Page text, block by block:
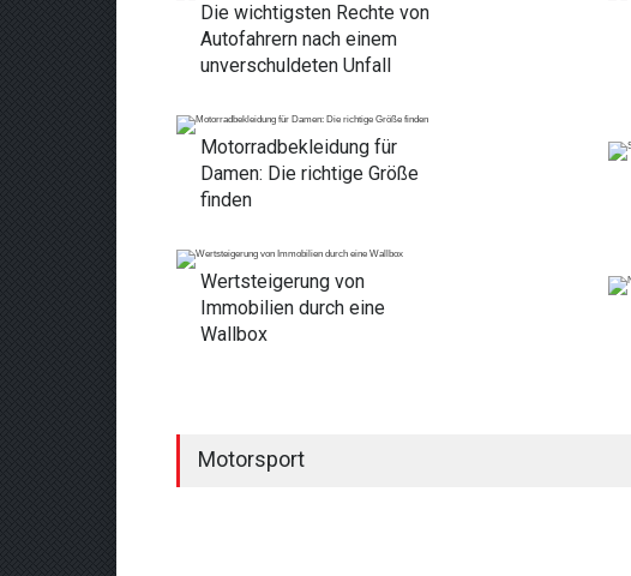
Die wichtigsten Rechte von
Autofahrern nach einem
unverschuldeten Unfall
Motorradbekleidung für
Damen: Die richtige Größe
finden
Wertsteigerung von
Immobilien durch eine
Wallbox
Motorsport